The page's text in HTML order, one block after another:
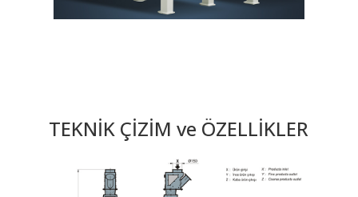
TEKNİK ÇİZİM ve ÖZELLİKLER